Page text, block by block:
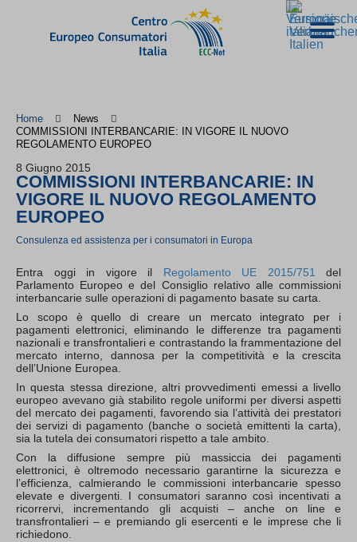
Home
News
COMMISSIONI INTERBANCARIE: IN VIGORE IL NUOVO
REGOLAMENTO EUROPEO
8 Giugno 2015
COMMISSIONI INTERBANCARIE: IN
VIGORE IL NUOVO REGOLAMENTO
EUROPEO
Consulenza ed assistenza per i consumatori in Europa
Entra oggi in vigore il Regolamento UE 2015/751
del
Parlamento Europeo e del Consiglio relativo alle commissioni
interbancarie sulle operazioni di pagamento basate su carta.
Lo scopo è quello di creare un mercato integrato per i
pagamenti elettronici, eliminando le differenze tra pagamenti
nazionali e transfrontalieri e contrastando la frammentazione del
mercato interno, dannosa per la competitività e la crescita
dell’Unione Europea.
In questa stessa direzione, altri provvedimenti emessi a livello
europeo avevano già stabilito regole uniformi per diversi aspetti
del mercato dei pagamenti, favorendo sia l’attività dei prestatori
dei servizi di pagamento (banche o società emittenti la carta),
sia la tutela dei consumatori rispetto a tale ambito.
Con la diffusione sempre più massiccia dei pagamenti
elettronici, è oltremodo necessario garantirne la sicurezza e
l’efficienza, calmierando le commissioni interbancarie spesso
elevate e divergenti. I consumatori saranno così incentivati a
ricorrervi, incrementando gli acquisti – anche on line e
transfrontalieri – e premiando gli esercenti e le imprese che li
richiedono.